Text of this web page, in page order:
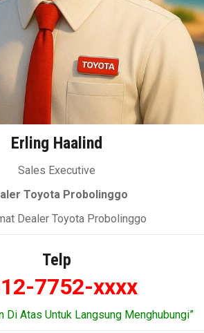
Erling Haalind
Sales Executive
Toyota Probolinggo
Dealer Toyota Probolinggo
Telp
7752-xxxx
Di Atas Untuk Langsung Menghubungi”